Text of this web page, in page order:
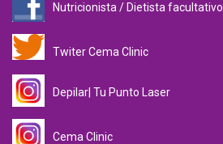
Nutricionista / Dietista facultativo
Twiter Cema Clinic
Depilar| Tu Punto Laser
Cema Clinic